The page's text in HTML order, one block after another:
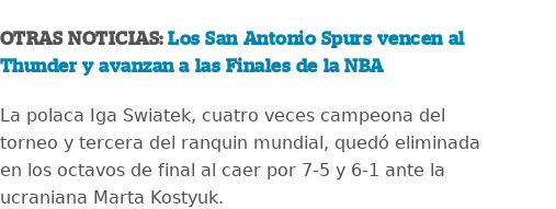
OTRAS NOTICIAS:Los San Antonio Spurs vencen al
Thunder y avanzan a las Finales de la NBA
La polaca Iga Swiatek, cuatro veces campeona del
torneo y tercera del ranquin mundial, quedó eliminada
en los octavos de final al caer por 7-5 y 6-1 ante la
ucraniana Marta Kostyuk.